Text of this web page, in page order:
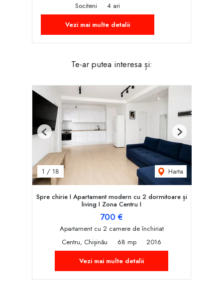
Sociteni
4 ari
Vezi mai multe detalii
Te-ar putea interesa și:
1 / 18 Harta
Previous Next
Spre chirie I Apartament modern cu 2 dormitoare și
living I Zona Centru I
700 €
Apartament cu 2 camere de închiriat
Centru, Chișinău
68 mp
2016
Vezi mai multe detalii